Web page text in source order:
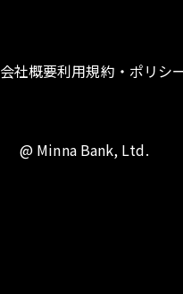
会社概要利用規約・ポリシ
@ Minna Bank, Ltd.